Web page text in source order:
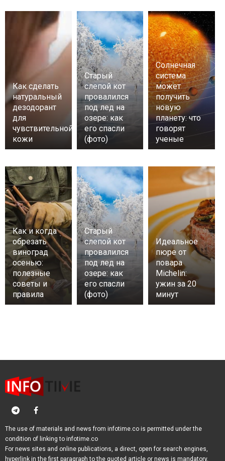
Как сделать
натуральный
дезодорант
для
чувствительной
кожи
Старый
слепой кот
провалился
под лед на
озере: как
его спасли
(фото)
Солнечная
система
может
получить
новую
планету: что
говорят
ученые
Как и когда
обрезать
виноград
осенью:
полезные
советы и
правила
Старый
слепой кот
провалился
под лед на
озере: как
его спасли
(фото)
Идеальное
пюре от
повара
Michelin:
ужин за 20
минут
The use of materials and news from infotime.co is permitted under the
condition of linking to infotime.co
For news sites and online publications, a direct, open for search engines,
hyperlink in the first paragraph to the quoted article or news is mandatory.